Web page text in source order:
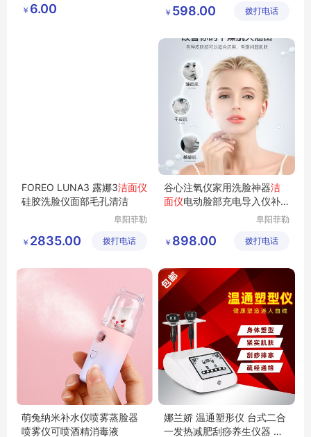
定妆补水喷雾仪美容仪
￥ 6.00
净颜焕采洁面仪
有限公司
￥ 598.00 拨打电话
FOREO LUNA3 露娜3洁面仪
硅胶洗脸仪面部毛孔清洁
阜阳菲勒
公司
￥ 2835.00 拨打电话
谷心注氧仪家用洗脸神器洁
面仪电动脸部充电导入仪补
阜阳菲勒
公司
￥ 898.00 拨打电话
萌兔纳米补水仪喷雾蒸脸器
喷雾仪可喷酒精消毒液
娜兰娇 温通塑形仪 台式二合
一发热减肥刮痧养生仪器 生